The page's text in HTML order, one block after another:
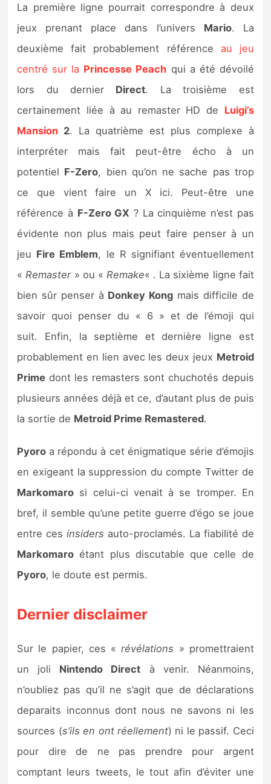
La première ligne pourrait correspondre à deux
jeux prenant place dans l’univers Mario. La
deuxième fait probablement référence au jeu
centré sur la Princesse Peach qui a été dévoilé
lors du dernier Direct. La troisième est
certainement liée à au remaster HD de Luigi’s
Mansion 2. La quatrième est plus complexe à
interpréter mais fait peut-être écho à un
potentiel F-Zero, bien qu’on ne sache pas trop
ce que vient faire un X ici. Peut-être une
référence à F-Zero GX ? La cinquième n’est pas
évidente non plus mais peut faire penser à un
jeu Fire Emblem, le R signifiant éventuellement
« Remaster» ou « Remake« . La sixième ligne fait
bien sûr penser à Donkey Kong mais difficile de
savoir quoi penser du « 6 » et de l’émoji qui
suit. Enfin, la septième et dernière ligne est
probablement en lien avec les deux jeux Metroid
Prime dont les remasters sont chuchotés depuis
plusieurs années déjà et ce, d’autant plus de puis
la sortie de Metroid Prime Remastered.
Pyoro a répondu à cet énigmatique série d’émojis
en exigeant la suppression du compte Twitter de
Markomaro si celui-ci venait à se tromper. En
bref, il semble qu’une petite guerre d’égo se joue
entre cesinsiders auto-proclamés. La fiabilité de
Markomaro étant plus discutable que celle de
Pyoro, le doute est permis.
Dernier disclaimer
Sur le papier, ces «révélations » promettraient
un joli Nintendo Direct à venir. Néanmoins,
n’oubliez pas qu’il ne s’agit que de déclarations
deparaits inconnus dont nous ne savons ni les
sources (s’ils en ont réellement) ni le passif. Ceci
pour dire de ne pas prendre pour argent
comptant leurs tweets, le tout afin d’éviter une